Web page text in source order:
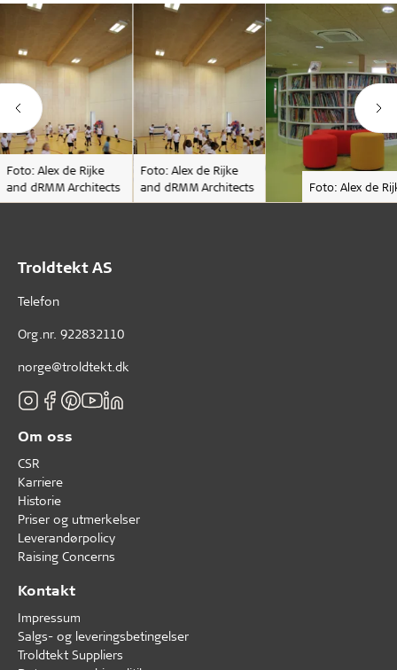
Foto: Alex de Rijke
and dRMM Architects
Foto: Alex de Rijke
and dRMM Architects
Foto: Alex de
Troldtekt AS
Telefon
Org.nr. 922832110
norge@troldtekt.dk
Om oss
CSR
Karriere
Historie
Priser og utmerkelser
Leverandørpolicy
Raising Concerns
Kontakt
Impressum
Salgs- og leveringsbetingelser
Troldtekt Suppliers